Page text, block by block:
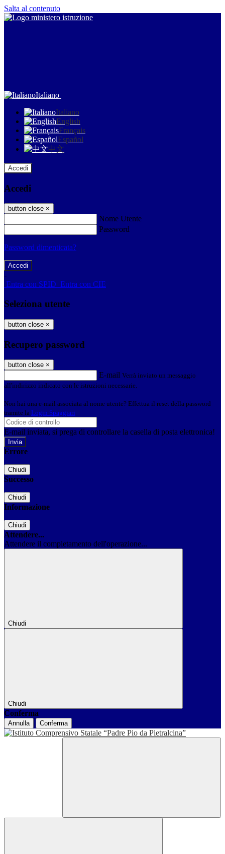
Salta al contenuto
Italiano
Italiano
English
Français
Español
中文
Accedi
Accedi
button close ×
Nome Utente
Password
Password dimenticata?
-
Entra con SPID Entra con CIE
Seleziona utente
button close ×
Recupero password
button close ×
E-mail Verrà inviato un messaggio
all'indirizzo indicato con le istruzioni necessarie.
Non hai una e-mail associata al nome utente? Effettua il reset della password
tramite la Login Spaggiari
E-mail inviata, si prega di controllare la casella di posta elettronica!
Errore
Chiudi
Successo
Chiudi
Informazione
Chiudi
Attendere...
Attendere il completamento dell'operazione...
Chiudi
Chiudi
Conferma
Annulla Conferma